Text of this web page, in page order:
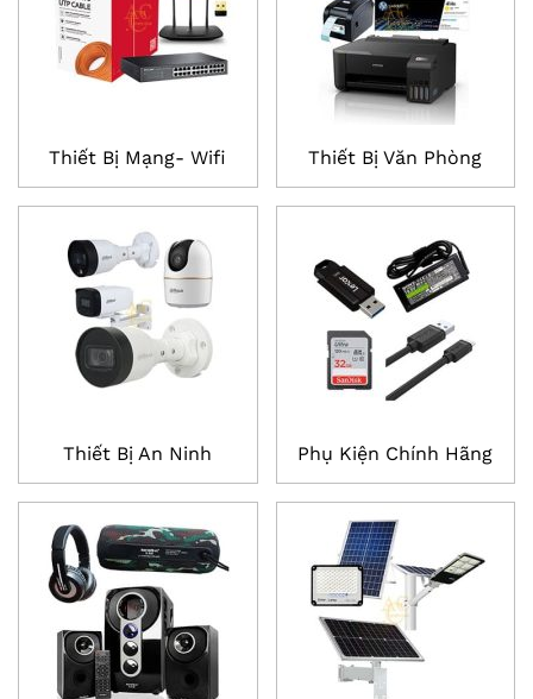
Thiết Bị Mạng- Wifi
Thiết Bị An Ninh
Thiết Bị Văn Phòng
Phụ Kiện Chính Hãng